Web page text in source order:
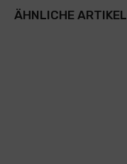
ÄHNLICHE ARTIKEL